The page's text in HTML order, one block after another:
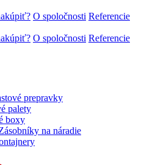
O spoločnosti Referencie
O spoločnosti Referencie
prepravky
palety
boxy
na náradie